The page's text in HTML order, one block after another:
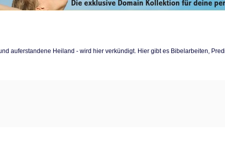
auferstandene Heiland - wird hier verkündigt. Hier gibt es Bibelarbeiten,